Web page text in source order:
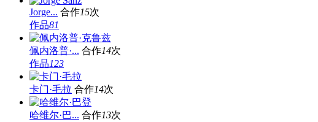
Jorge... 合作15次
作品81
佩内洛普·... 合作14次
作品123
卡门·毛拉 合作14次
哈维尔·巴... 合作13次